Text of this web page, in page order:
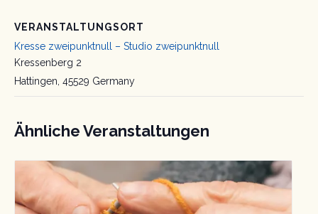
VERANSTALTUNGSORT
Kresse zweipunktnull – Studio zweipunktnull
Kressenberg 2
Hattingen, 45529 Germany
Ähnliche Veranstaltungen